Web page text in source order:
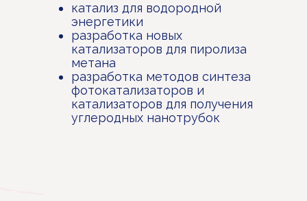
катализ для водородной
энергетики
разработка новых
катализаторов для пиролиза
метана
разработка методов синтеза
фотокатализаторов и
катализаторов для получения
углеродных нанотрубок